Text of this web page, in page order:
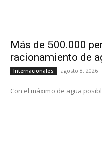
Más de 500.000
racionamiento de
Internacionales agosto 8, 2026
Con el máximo de agua